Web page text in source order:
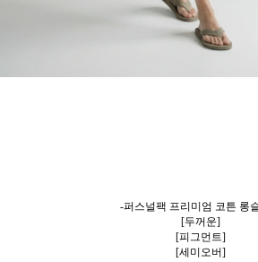
-퍼스널팩 프리미엄 코튼 롱
[두꺼운]
[피그먼트]
[세미오버]